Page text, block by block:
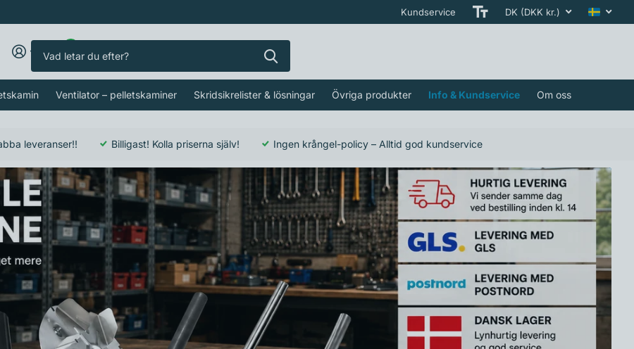
Kundservice DK (DKK kr.)
Ventilator – pelletskaminer Skridsikrelister & lösningar Övriga produkter Info & Kundservice Om oss
leveranser!! Billigast! Kolla priserna själv! Ingen krångel-policy – Alltid god kundservice